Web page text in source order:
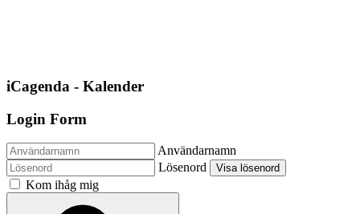
iCagenda - Kalender
Login Form
Användarnamn
Lösenord
Visa lösenord
Kom ihåg mig